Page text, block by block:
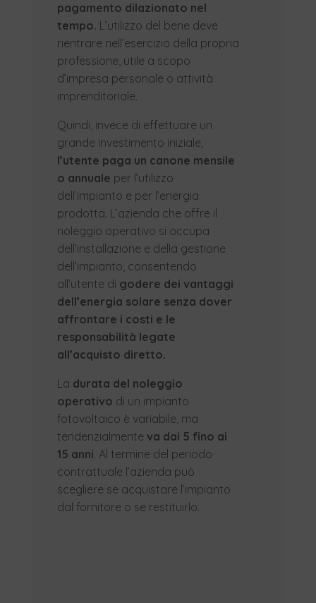
pagamento dilazionato nel
tempo. L’utilizzo del bene deve
rientrare nell’esercizio della propria
professione, utile a scopo
d’impresa personale o attività
imprenditoriale.
Quindi, invece di effettuare un
grande investimento iniziale,
l’utente paga un canone mensile
o annuale per l’utilizzo
dell’impianto e per l’energia
prodotta. L’azienda che offre il
noleggio operativo si occupa
dell’installazione e della gestione
dell’impianto, consentendo
all’utente di godere dei vantaggi
dell’energia solare senza dover
affrontare i costi e le
responsabilità legate
all’acquisto diretto.
La durata del noleggio
operativo di un impianto
fotovoltaico è variabile, ma
tendenzialmente va dai 5 fino ai
15 anni. Al termine del periodo
contrattuale l’azienda può
scegliere se acquistare l’impianto
dal fornitore o se restituirlo.